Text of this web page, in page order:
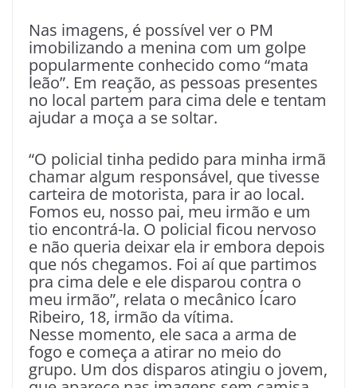
Nas imagens, é possível ver o PM
imobilizando a menina com um golpe
popularmente conhecido como “mata
leão”. Em reação, as pessoas presentes
no local partem para cima dele e tentam
ajudar a moça a se soltar.
“O policial tinha pedido para minha irmã
chamar algum responsável, que tivesse
carteira de motorista, para ir ao local.
Fomos eu, nosso pai, meu irmão e um
tio encontrá-la. O policial ficou nervoso
e não queria deixar ela ir embora depois
que nós chegamos. Foi aí que partimos
pra cima dele e ele disparou contra o
meu irmão”, relata o mecânico Ícaro
Ribeiro, 18, irmão da vítima.
Nesse momento, ele saca a arma de
fogo e começa a atirar no meio do
grupo. Um dos disparos atingiu o jovem,